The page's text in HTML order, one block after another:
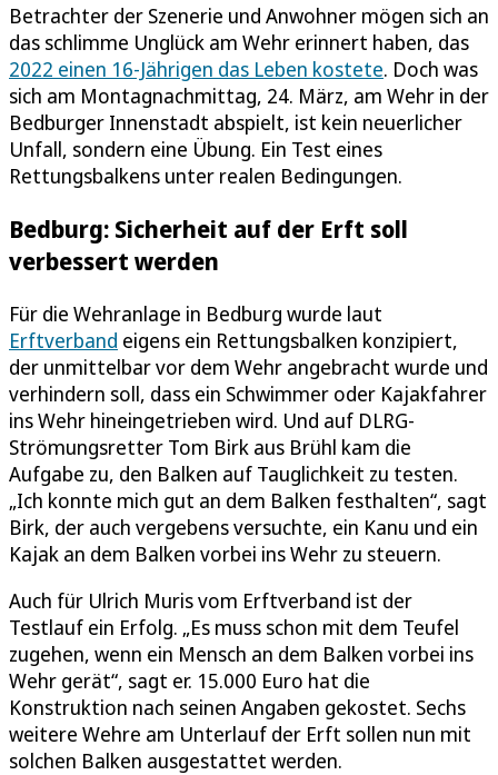
Betrachter der Szenerie und Anwohner mögen sich an
das schlimme Unglück am Wehr erinnert haben, das
2022 einen 16-Jährigen das Leben kostete. Doch was
sich am Montagnachmittag, 24. März, am Wehr in der
Bedburger Innenstadt abspielt, ist kein neuerlicher
Unfall, sondern eine Übung. Ein Test eines
Rettungsbalkens unter realen Bedingungen.
Bedburg: Sicherheit auf der Erft soll
verbessert werden
Für die Wehranlage in Bedburg wurde laut
Erftverband eigens ein Rettungsbalken konzipiert,
der unmittelbar vor dem Wehr angebracht wurde und
verhindern soll, dass ein Schwimmer oder Kajakfahrer
ins Wehr hineingetrieben wird. Und auf DLRG-
Strömungsretter Tom Birk aus Brühl kam die
Aufgabe zu, den Balken auf Tauglichkeit zu testen.
„Ich konnte mich gut an dem Balken festhalten“, sagt
Birk, der auch vergebens versuchte, ein Kanu und ein
Kajak an dem Balken vorbei ins Wehr zu steuern.
Auch für Ulrich Muris vom Erftverband ist der
Testlauf ein Erfolg. „Es muss schon mit dem Teufel
zugehen, wenn ein Mensch an dem Balken vorbei ins
Wehr gerät“, sagt er. 15.000 Euro hat die
Konstruktion nach seinen Angaben gekostet. Sechs
weitere Wehre am Unterlauf der Erft sollen nun mit
solchen Balken ausgestattet werden.